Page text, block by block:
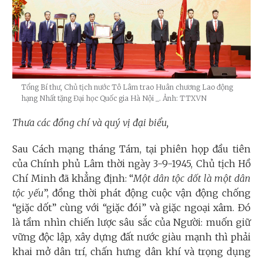
Tổng Bí thư, Chủ tịch nước Tô Lâm trao Huân chương Lao động
hạng Nhất tặng Đại học Quốc gia Hà Nội
_. Ảnh: TTXVN
Thưa các đồng chí và quý vị đại biểu,
Sau Cách mạng tháng Tám, tại phiên họp đầu tiên
của Chính phủ Lâm thời ngày 3-9-1945, Chủ tịch Hồ
Chí Minh đã khẳng định: “Một dân tộc dốt là một dân
tộc yếu”, đồng thời phát động cuộc vận động chống
“giặc dốt” cùng với “giặc đói” và giặc ngoại xâm. Đó
là tầm nhìn chiến lược sâu sắc của Người: muốn giữ
vững độc lập, xây dựng đất nước giàu mạnh thì phải
khai mở dân trí, chấn hưng dân khí và trọng dụng